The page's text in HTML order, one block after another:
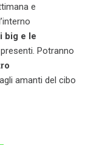
e
big e le
Potranno
amanti del cibo